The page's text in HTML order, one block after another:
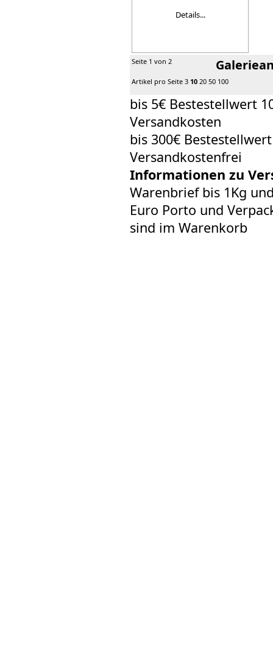
Details...
Seite 1 von 2
Artikel pro Seite 3 10 20 50 100
bis 5€ Bestestellwert
Versandkosten
bis 300€
Versandkostenfrei
Informationen zu
Warenbrief bis 1Kg
Euro Porto und
sind im Warenkorb